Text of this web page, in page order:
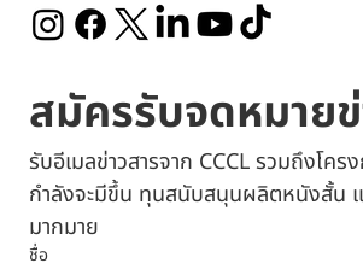
สมัครรับจดหมาย
รับอีเมลข่าวสารจาก CCCL รวมถึงโคร
กำลังจะมีขึ้น ทุนสนับสนุนผลิตหนังสั้น
มากมาย
ชื่อ